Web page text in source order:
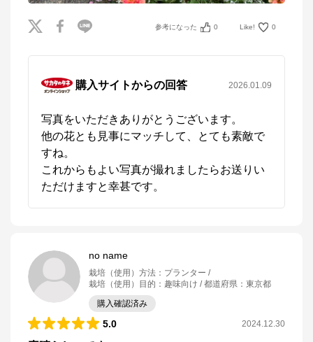
参考になった 0 Like! 0
購入サイトからの回答 2026.01.09
写真をいただきありがとうございます。
他の花とも見事にマッチして、とても素敵で
すね。
これからもよい写真が撮れましたらお送りい
ただけますと幸甚です。
no name
栽培（使用）方法 ： プランター
栽培（使用）目的 ： 趣味向け 都道府県 ： 東京都
購入確認済み
5.0 2024.12.30